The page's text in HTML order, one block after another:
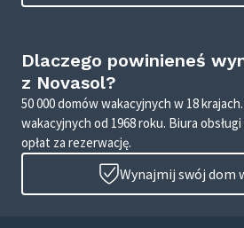
Dlaczego powinieneś
z Novasol?
50 000 domów wakacyjnych w 18
wakacyjnych od 1968 roku. Biura
opłat za rezerwację.
Wynajmij swój dom